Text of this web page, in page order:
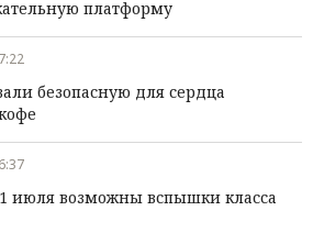
платформу
безопасную для сердца
июля возможны вспышки класса